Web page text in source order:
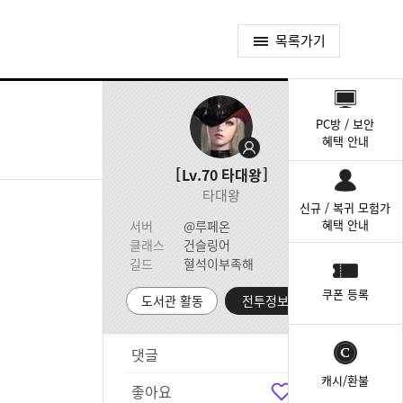
목록가기
Lv.70 타대왕
타대왕
서버
@루페온
클래스
건슬링어
길드
혈석이부족해
도서관 활동 전투정보실
댓글
좋아요
PC방 / 보안
혜택 안내
신규 / 복귀 모험가
혜택 안내
쿠폰 등록
캐시/환불